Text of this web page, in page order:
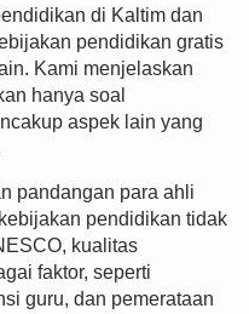
di Kaltim dan
pendidikan gratis
Kami menjelaskan
hanya soal
aspek lain yang
pandangan para ahli
pendidikan tidak
kualitas
faktor, seperti
guru, dan pemerataan